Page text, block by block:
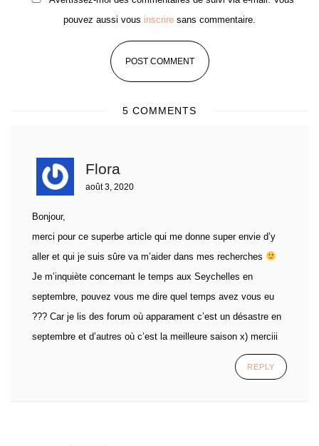
pouvez aussi vous inscrire sans commentaire.
5 COMMENTS
Flora
août 3, 2020
Bonjour,
merci pour ce superbe article qui me donne super envie d’y
aller et qui je suis sûre va m’aider dans mes recherches
Je m’inquiète concernant le temps aux Seychelles en
septembre, pouvez vous me dire quel temps avez vous eu
??? Car je lis des forum où apparament c’est un désastre en
septembre et d’autres où c’est la meilleure saison x) merciii
REPLY